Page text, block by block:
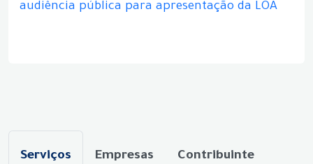
audiência pública para apresentação da LOA
Serviços Empresas Contribuinte